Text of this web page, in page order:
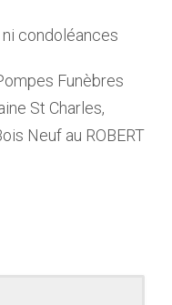
ni condoléances
Funèbres
St Charles,
Neuf au ROBERT